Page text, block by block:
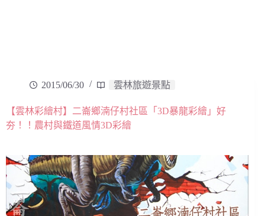
2015/06/30 雲林旅遊景點
【雲林彩繪村】二崙鄉湳仔村社區「3D暴龍彩繪」好
夯！！農村與鐵道風情3D彩繪